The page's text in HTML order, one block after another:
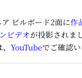
ビルボード2面に作
ビデオが投影されま
YouTubeでご確認